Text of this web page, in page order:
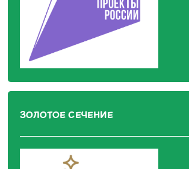
ЗОЛОТОЕ СЕЧЕНИЕ